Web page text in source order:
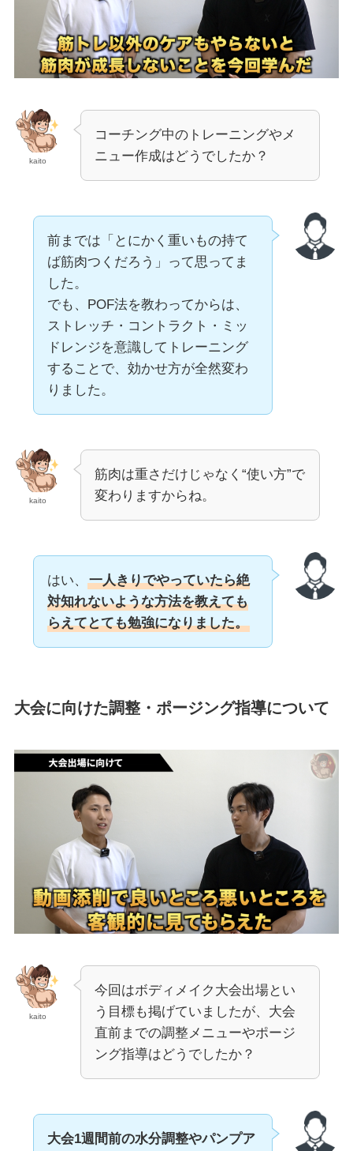
kaito
コーチング中のトレーニングやメ
ニュー作成はどうでしたか？
前までは「とにかく重いもの持て
ば筋肉つくだろう」って思ってま
した。
でも、POF法を教わってからは、
ストレッチ・コントラクト・ミッ
ドレンジを意識してトレーニング
することで、効かせ方が全然変わ
りました。
kaito
筋肉は重さだけじゃなく“使い方”で
変わりますからね。
はい、
一人きりでやっていたら絶
対知れないような方法を教えても
らえてとても勉強になりました。
大会に向けた調整・ポージング指導について
kaito
今回はボディメイク大会出場とい
う目標も掲げていましたが、大会
直前までの調整メニューやポージ
ング指導はどうでしたか？
大会1週間前の水分調整やパンプア